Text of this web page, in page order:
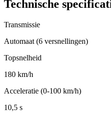
Technische
Transmissie
Automaat (6 versnellingen)
Topsnelheid
180 km/h
Acceleratie (0-100 km/h)
10,5 s